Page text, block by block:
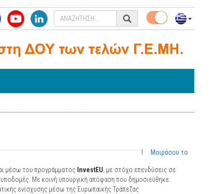
Μοιράσου το
μέσω του προγράμματος InvestEU , με στόχο επενδύσεις σε
Με κοινή υπουργική απόφαση που δημοσιεύθηκε
ενίσχυσης μέσω της Ευρωπαϊκής Τράπεζας